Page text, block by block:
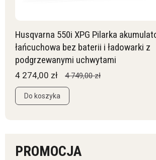
Husqvarna 550i XPG Pilarka
łańcuchowa bez baterii i ładowarki z
podgrzewanymi uchwytami
4 274,00 zł 4 749,00 zł
Do koszyka
PROMOCJA